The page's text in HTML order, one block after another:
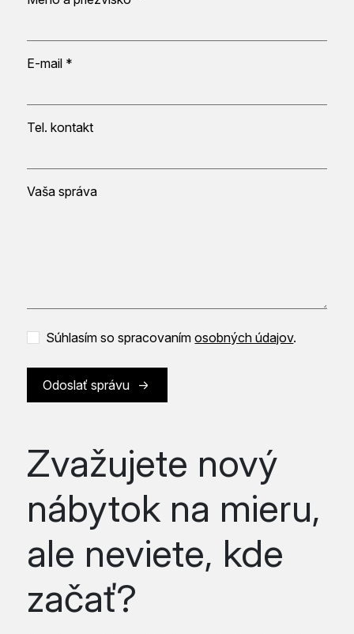
E-mail *
Tel. kontakt
Vaša správa
Súhlasím so spracovanímosobných údajov.
Odoslať správu
Zvažujete nový
nábytok na mieru,
ale neviete, kde
začať?